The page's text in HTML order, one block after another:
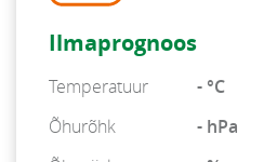
Ilmaprognoos
Temperatuur
- °C
Õhurõhk
- hPa